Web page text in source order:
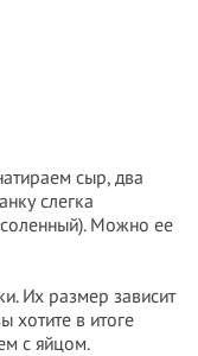
сыр, два
слегка
соленный). Можно ее
Их размер зависит
хотите в итоге
с яйцом.